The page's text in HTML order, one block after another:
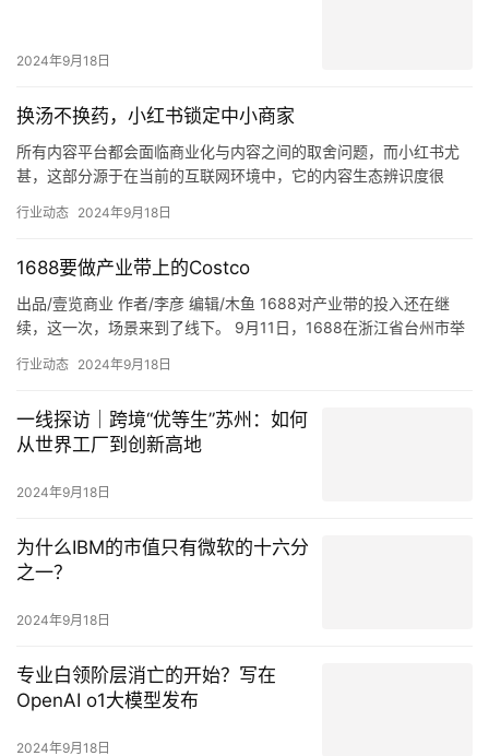
2024年9月18日
换汤不换药，小红书锁定中小商家
所有内容平台都会面临商业化与内容之间的取舍问题，而小红书尤
甚，这部分源于在当前的互联网环境中，它的内容生态辨识度很
一种算…
行业动态 2024年9月18日
1688要做产业带上的Costco
出品/壹览商业 作者/李彦 编辑/木鱼 1688对产业带的投入还在继
续，这一次，场景来到了线下。 9月11日，1688在浙江省台州市举
行业动态 2024年9月18日
一线探访｜跨境“优等生”苏州：如何
从世界工厂到创新高地
2024年9月18日
为什么IBM的市值只有微软的十六分
之一？
2024年9月18日
专业白领阶层消亡的开始？写在
OpenAI o1大模型发布
2024年9月18日